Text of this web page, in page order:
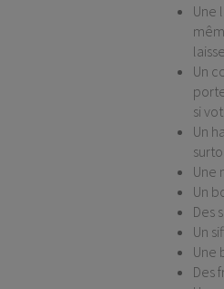
Une
Un
si
Un
Une
Un
Des
Un
Une
Des